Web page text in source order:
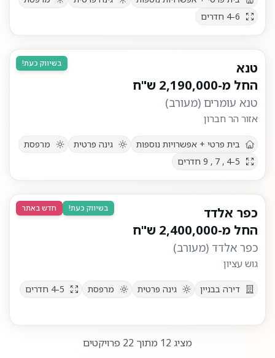
4-6 חדרים
בשיווק כעת!
טנא
החל מ-2,190,000 ש"ח
טנא עומרים (מעורב)
אזור הר חברון
בית פרטי + אפשרויות נוספות גינה פרטית
מרפסת
4-5 , 7 , 9
חדרים
בשיווק כעת! חדש באתר
כפר אלדד
החל מ-2,400,000 ש"ח
כפר אלדד (מעורב)
גוש עציון
דירה בבניין גינה פרטית מרפסת 4-5 חדרים
מציג 12 מתוך 22 פרויקטים